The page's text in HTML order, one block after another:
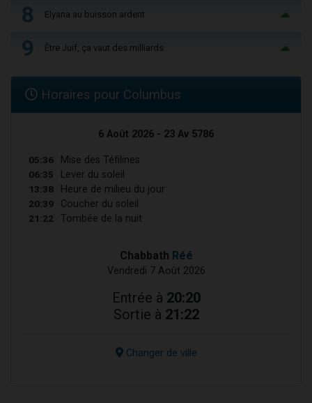
8 Elyana au buisson ardent
9 Être Juif, ça vaut des milliards
Horaires pour Columbus
6 Août 2026 - 23 Av 5786
05:36 Mise des Téfilines
06:35 Lever du soleil
13:38 Heure de milieu du jour
20:39 Coucher du soleil
21:22 Tombée de la nuit
Chabbath Réé
Vendredi 7 Août 2026
Entrée à 20:20
Sortie à 21:22
Changer de ville